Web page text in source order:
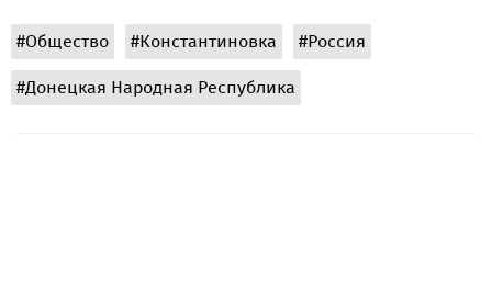
#Общество #Константиновка #Россия
#Донецкая Народная Республика